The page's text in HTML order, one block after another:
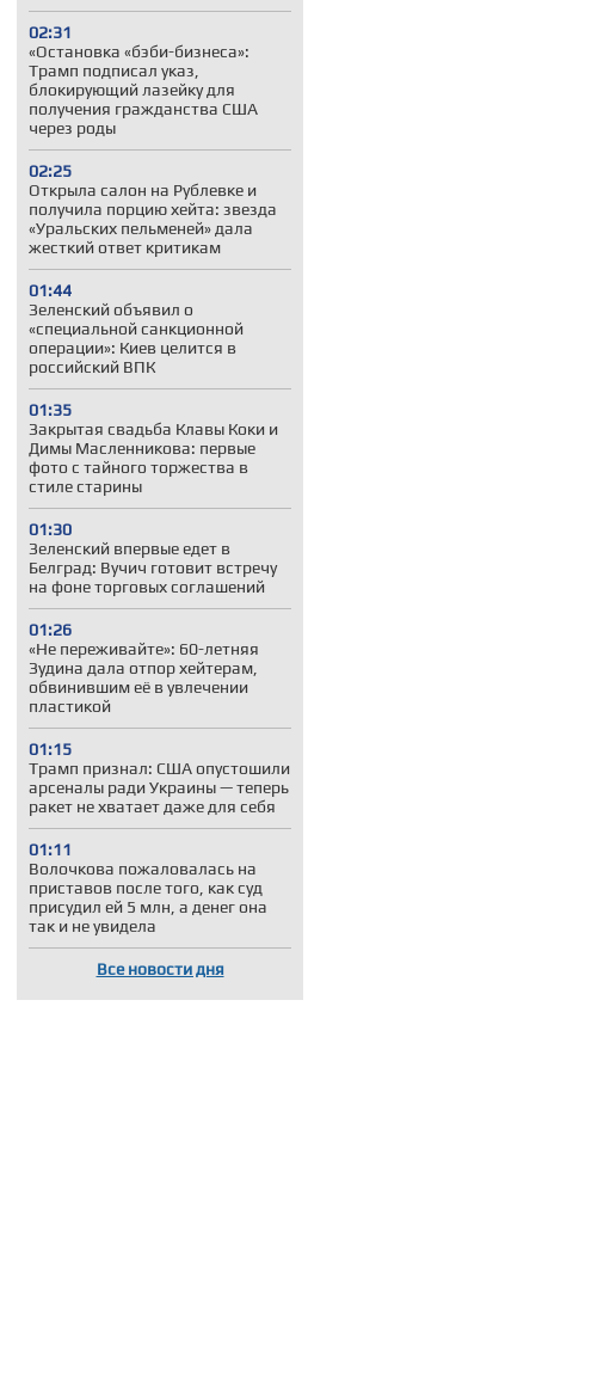
02:31
«Остановка «бэби-бизнеса»:
Трамп подписал указ,
блокирующий лазейку для
получения гражданства США
через роды
02:25
Открыла салон на Рублевке и
получила порцию хейта: звезда
«Уральских пельменей» дала
жесткий ответ критикам
01:44
Зеленский объявил о
«специальной санкционной
операции»: Киев целится в
российский ВПК
01:35
Закрытая свадьба Клавы Коки и
Димы Масленникова: первые
фото с тайного торжества в
стиле старины
01:30
Зеленский впервые едет в
Белград: Вучич готовит встречу
на фоне торговых соглашений
01:26
«Не переживайте»: 60-летняя
Зудина дала отпор хейтерам,
обвинившим её в увлечении
пластикой
01:15
Трамп признал: США опустошили
арсеналы ради Украины — теперь
ракет не хватает даже для себя
01:11
Волочкова пожаловалась на
приставов после того, как суд
присудил ей 5 млн, а денег она
так и не увидела
Все новости дня